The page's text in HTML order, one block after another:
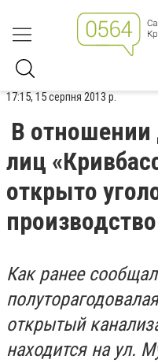
17:15, 15 серпня 2013 р.
В
лиц
открыто
производство
Как ранее
открытый
находится на ул.